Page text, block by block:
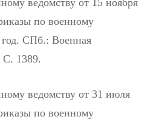
ведомству от 15 ноября
по военному
год. СПб.: Военная
С. 1389.
ведомству от 31 июля
по военному